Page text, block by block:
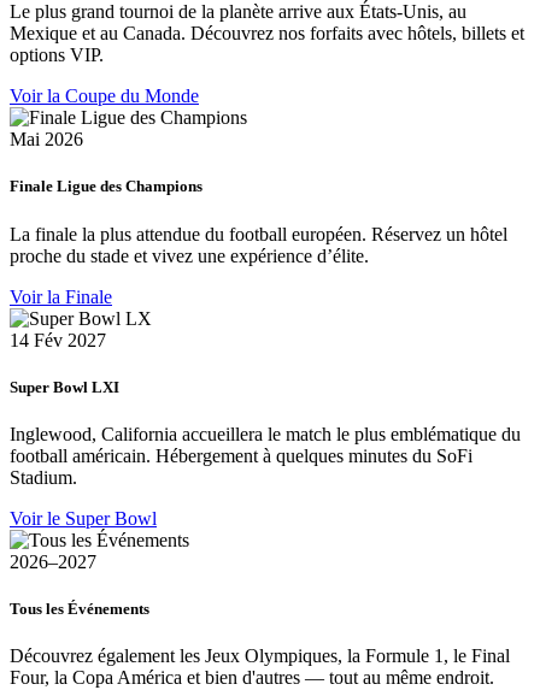
Le plus grand tournoi de la planète arrive aux États-Unis, au
Mexique et au Canada. Découvrez nos forfaits avec hôtels, billets et
options VIP.
Voir la Coupe du Monde
Mai 2026
Finale Ligue des Champions
La finale la plus attendue du football européen. Réservez un hôtel
proche du stade et vivez une expérience d’élite.
Voir la Finale
14 Fév 2027
Super Bowl LXI
Inglewood, California accueillera le match le plus emblématique du
football américain. Hébergement à quelques minutes du SoFi
Stadium.
Voir le Super Bowl
2026–2027
Tous les Événements
Découvrez également les Jeux Olympiques, la Formule 1, le Final
Four, la Copa América et bien d'autres — tout au même endroit.